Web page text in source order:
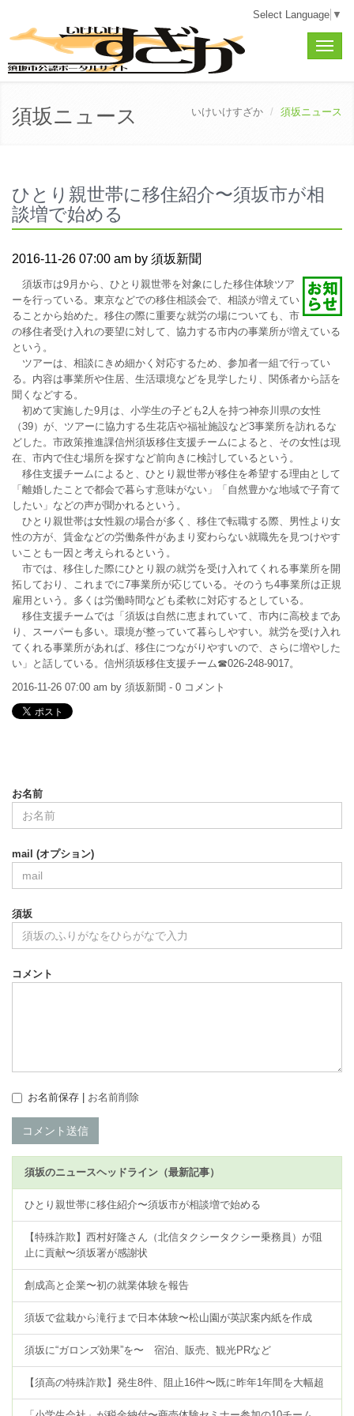
Select Language ▼
Toggle
須坂ニュース いけいけすざか 須坂ニュース
ひとり親世帯に移住紹介〜須坂市が相
談増で始める
2016-11-26 07:00 am by 須坂新聞
須坂市は9月から、ひとり親世帯を対象にした移住体験ツア
ーを行っている。東京などでの移住相談会で、相談が増えてい
ることから始めた。移住の際に重要な就労の場についても、市
の移住者受け入れの要望に対して、協力する市内の事業所が増えている
という。
ツアーは、相談にきめ細かく対応するため、参加者一組で行ってい
る。内容は事業所や住居、生活環境などを見学したり、関係者から話を
聞くなどする。
初めて実施した9月は、小学生の子ども2人を持つ神奈川県の女性
（39）が、ツアーに協力する生花店や福祉施設など3事業所を訪れるな
どした。市政策推進課信州須坂移住支援チームによると、その女性は現
在、市内で住む場所を探すなど前向きに検討しているという。
移住支援チームによると、ひとり親世帯が移住を希望する理由として
「離婚したことで都会で暮らす意味がない」「自然豊かな地域で子育て
したい」などの声が聞かれるという。
ひとり親世帯は女性親の場合が多く、移住で転職する際、男性より女
性の方が、賃金などの労働条件があまり変わらない就職先を見つけやす
いことも一因と考えられるという。
市では、移住した際にひとり親の就労を受け入れてくれる事業所を開
拓しており、これまでに7事業所が応じている。そのうち4事業所は正規
雇用という。多くは労働時間なども柔軟に対応するとしている。
移住支援チームでは「須坂は自然に恵まれていて、市内に高校まであ
り、スーパーも多い。環境が整っていて暮らしやすい。就労を受け入れ
てくれる事業所があれば、移住につながりやすいので、さらに増やした
い」と話している。信州須坂移住支援チーム☎026-248-9017。
2016-11-26 07:00 am by 須坂新聞 - 0 コメント
お名前
mail (オプション)
須坂
コメント
お名前保存 | お名前削除
コメント送信
須坂のニュースヘッドライン（最新記事）
ひとり親世帯に移住紹介〜須坂市が相談増で始める
【特殊詐欺】西村好隆さん（北信タクシータクシー乗務員）が阻
止に貢献〜須坂署が感謝状
創成高と企業〜初の就業体験を報告
須坂で盆栽から滝行まで日本体験〜松山園が英訳案内紙を作成
須坂に“ガロンズ効果”を〜 宿泊、販売、観光PRなど
【須高の特殊詐欺】発生8件、阻止16件〜既に昨年1年間を大幅超